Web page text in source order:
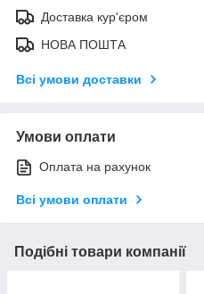
Доставка кур'єром
НОВА ПОШТА
Всі умови доставки
Умови оплати
Оплата на рахунок
Всі умови оплати
Подібні товари компанії